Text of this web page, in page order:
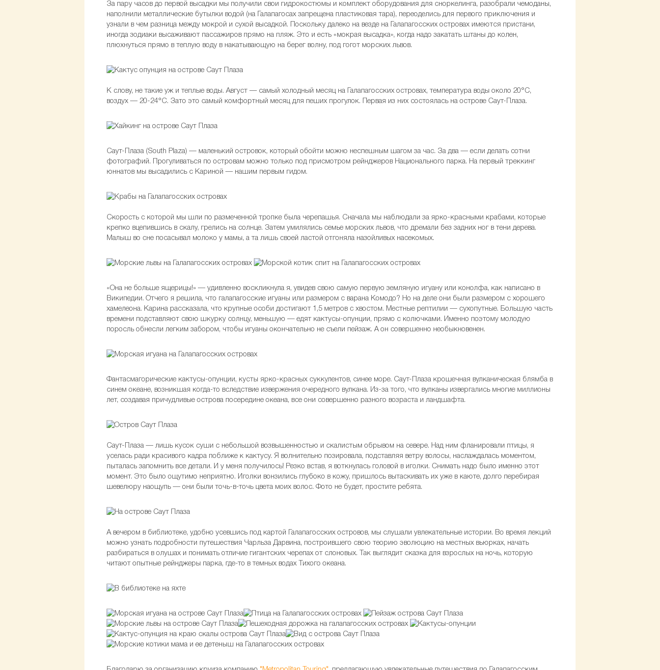
За пару часов до первой высадки мы получили свои гидрокостюмы и комплект оборудования для сноркелинга, разобрали чемоданы,
наполнили металлические бутылки водой (на Галапагосах запрещена пластиковая тара), переоделись для первого приключения и
узнали в чем разница между мокрой и сухой высадкой. Поскольку далеко на везде на Галапагосских островах имеются пристани,
иногда зодиаки высаживают пассажиров прямо на пляж. Это и есть «мокрая высадка», когда надо закатать штаны до колен,
плюхнуться прямо в теплую воду в накатывающую на берег волну, под гогот морских львов.
К слову, не такие уж и теплые воды. Август — самый холодный месяц на Галапагосских островах, температура воды около 20°С,
воздух — 20-24°С. Зато это самый комфортный месяц для пеших прогулок. Первая из них состоялась на острове Саут-Плаза.
Саут-Плаза (South Plaza) — маленький островок, который обойти можно неспешным шагом за час. За два — если делать сотни
фотографий. Прогуливаться по островам можно только под присмотром рейнджеров Национального парка. На первый треккинг
юннатов мы высадились с Кариной — нашим первым гидом.
Скорость с которой мы шли по размеченной тропке была черепашья. Сначала мы наблюдали за ярко-красными крабами, которые
крепко вцепившись в скалу, грелись на солнце. Затем умилялись семье морских львов, что дремали без задних ног в тени дерева.
Малыш во сне посасывал молоко у мамы, а та лишь своей ластой отгоняла назойливых насекомых.
«Она не больше ящерицы!» — удивленно воскликнула я, увидев свою самую первую земляную игуану или конолфа, как написано в
Википедии. Отчего я решила, что галапагосские игуаны или размером с варана Комодо? Но на деле они были размером с хорошего
хамелеона. Карина рассказала, что крупные особи достигают 1,5 метров с хвостом. Местные рептилии — сухопутные. Большую часть
времени подставляют свою шкурку солнцу, меньшую — едят кактусы-опунции, прямо с колючками. Именно поэтому молодую
поросль обнесли легким забором, чтобы игуаны окончательно не съели пейзаж. А он совершенно необыкновенен.
Фантасмагорические кактусы-опунции, кусты ярко-красных суккулентов, синее море. Саут-Плаза крошечная вулканическая блямба в
синем океане, возникшая когда-то вследствие извержения очередного вулкана. Из-за того, что вулканы извергались многие миллионы
лет, создавая причудливые острова посередине океана, все они совершенно разного возраста и ландшафта.
Саут-Плаза — лишь кусок суши с небольшой возвышенностью и скалистым обрывом на севере. Над ним фланировали птицы, я
уселась ради красивого кадра поближе к кактусу. Я волнительно позировала, подставляя ветру волосы, наслаждалась моментом,
пыталась запомнить все детали. И у меня получилось! Резко встав, я воткнулась головой в иголки. Снимать надо было именно этот
момент. Это было ощутимо неприятно. Иголки вонзились глубоко в кожу, пришлось вытаскивать их уже в каюте, долго перебирая
шевелюру наощупь — они были точь-в-точь цвета моих волос. Фото не будет, простите ребята.
А вечером в библиотеке, удобно усевшись под картой Галапагосских островов, мы слушали увлекательные истории. Во время лекций
можно узнать подробности путешествия Чарльза Дарвина, построившего свою теорию эволюцию на местных вьюрках, начать
разбираться в олушах и понимать отличие гигантских черепах от слоновых. Так выглядит сказка для взрослых на ночь, которую
читают опытные рейнджеры парка, где-то в темных водах Тихого океана.